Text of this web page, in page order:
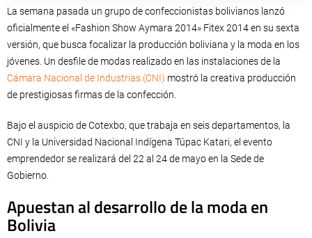
La semana pasada un grupo de confeccionistas bolivianos lanzó
oficialmente el «Fashion Show Aymara 2014» Fitex 2014 en su sexta
versión, que busca focalizar la producción boliviana y la moda en los
jóvenes. Un desfile de modas realizado en las instalaciones de la
Cámara Nacional de Industrias (CNI) mostró la creativa producción
de prestigiosas firmas de la confección.
Bajo el auspicio de Cotexbo, que trabaja en seis departamentos, la
CNI y la Universidad Nacional Indígena Túpac Katari, el evento
emprendedor se realizará del 22 al 24 de mayo en la Sede de
Gobierno.
Apuestan al desarrollo de la moda en
Bolivia